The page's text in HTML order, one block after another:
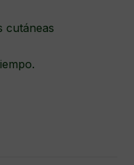
cutáneas